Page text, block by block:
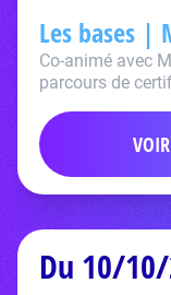
Les bases |
Co-animé avec
parcours de
Du 10/